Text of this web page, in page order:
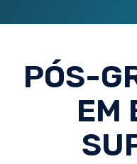
PÓS-
EM